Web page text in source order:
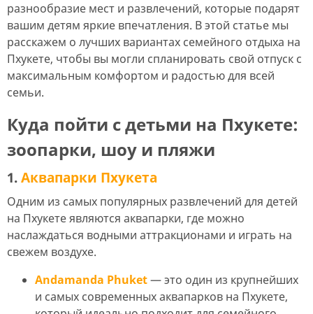
разнообразие мест и развлечений, которые подарят
вашим детям яркие впечатления. В этой статье мы
расскажем о лучших вариантах семейного отдыха на
Пхукете, чтобы вы могли спланировать свой отпуск с
максимальным комфортом и радостью для всей
семьи.
Куда пойти с детьми на Пхукете:
зоопарки, шоу и пляжи
1. Аквапарки Пхукета
Одним из самых популярных развлечений для детей
на Пхукете являются аквапарки, где можно
наслаждаться водными аттракционами и играть на
свежем воздухе.
Andamanda Phuket— это один из крупнейших
и самых современных аквапарков на Пхукете,